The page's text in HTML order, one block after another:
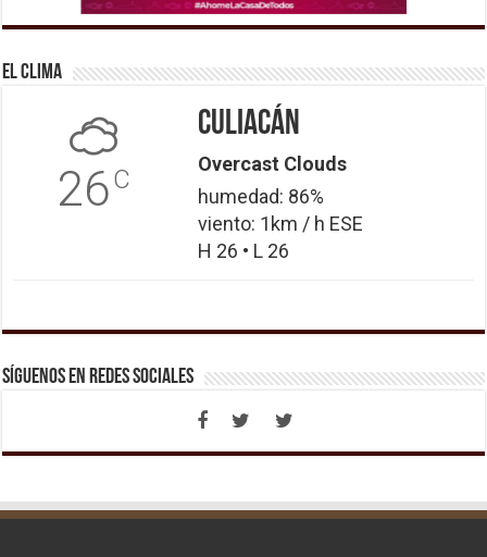
El Clima
26C
Culiacán
Overcast Clouds
humedad: 86%
viento: 1km / h ESE
H 26 • L 26
Síguenos en Redes Sociales